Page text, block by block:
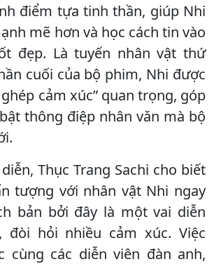
điểm tựa tinh thần, giúp Nhi
mẽ hơn và học cách tin vào
đẹp. Là tuyến nhân vật thứ
cuối của bộ phim, Nhi được
cảm xúc” quan trọng, góp
thông điệp nhân văn mà bộ
Thục Trang Sachi cho biết
tượng với nhân vật Nhi ngay
bản bởi đây là một vai diễn
đòi hỏi nhiều cảm xúc. Việc
cùng các diễn viên đàn anh,